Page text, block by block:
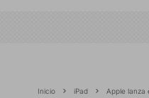
Inicio iPad Apple lanza